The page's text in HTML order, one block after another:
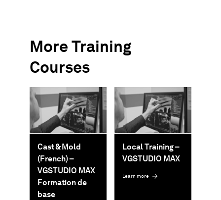
More Training
Courses
Cast & Mold
(French) –
VGSTUDIO MAX
Formation de
base
Local Training –
VGSTUDIO MAX
Learn more